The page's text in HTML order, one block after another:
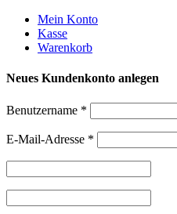
Weiter
zum
Inhalt
Mein Konto
Kasse
Warenkorb
Neues Kundenkonto anlegen
Benutzername *
E-Mail-Adresse *